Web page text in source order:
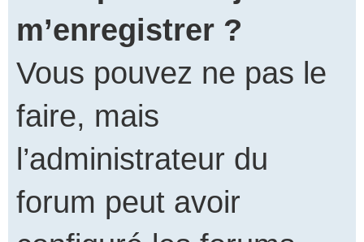
m’enregistrer ?
Vous pouvez ne pas le
faire, mais
l’administrateur du
forum peut avoir